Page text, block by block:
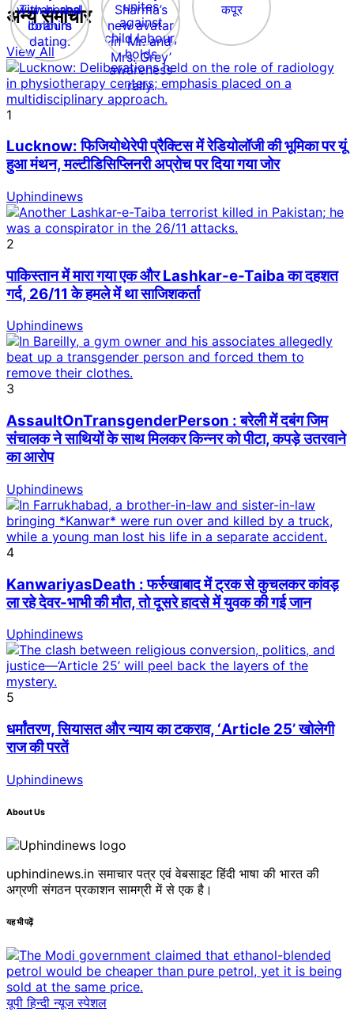
अन्य समाचार
View All
1
Lucknow: फिजियोथेरेपी प्रैक्टिस में रेडियोलॉजी की भूमिका पर यूं
हुआ मंथन, मल्टीडिसिप्लिनरी अप्रोच पर दिया गया जोर
Uphindinews
2
पाकिस्तान में मारा गया एक और Lashkar-e-Taiba का दहशत
गर्द, 26/11 के हमले में था साजिशकर्ता
Uphindinews
3
AssaultOnTransgenderPerson : बरेली में दबंग जिम
संचालक ने साथियों के साथ मिलकर किन्नर को पीटा, कपड़े उतरवाने
का आरोप
Uphindinews
4
KanwariyasDeath : फर्रुखाबाद में ट्रक से कुचलकर कांवड़
ला रहे देवर-भाभी की मौत, तो दूसरे हादसे में युवक की गई जान
Uphindinews
5
धर्मांतरण, सियासत और न्याय का टकराव, ‘Article 25’ खोलेगी
राज की परतें
Uphindinews
About Us
uphindinews.in समाचार पत्र एवं वेबसाइट हिंदी भाषा की भारत की
अग्रणी संगठन प्रकाशन सामग्री में से एक है।
यह भी पढ़ें
यूपी हिन्दी न्यूज स्पेशल